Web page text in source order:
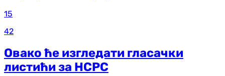
15
42
Овако ће изгледати гласачки
листићи за НСРС